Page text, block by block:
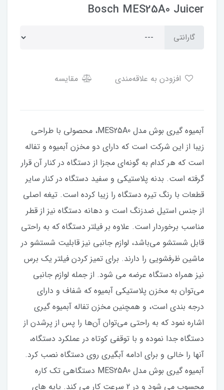
Bosch MES25A0 Juicer
گارانتی
مقایسه
آبمیوه گیری بوش مدل MES25A0، محصولی با طراحی
زیبا از این شرکت است که دارای دو مخزن آبمیوه و تفاله
است که هر کدام به گونه‌ای مجزا از دستگاه در کنار آن قرار
گرفته است. بدنه پلاستیکی و سفید دستگاه در کنار سایر
قطعات با رنگ تیره دستگاه را زیبا کرده است. تیغه اصلی
از جنس استیل ضدزنگ است و دهانه دستگاه نیز از قطر
مناسب برخوردار است. علاوه بر فیلتر دستگاه که به راحتی
قابل شستشو می‌باشد، لوازم جانبی نیز قابلیت شستشو در
ماشین ظرفشویی را دارند. برای تمیز کردن فیلتر یک برس
نیز همراه دستگاه عرضه می شود. از جمله لوازم جانبی
می‌توان به مخزن پلاستیکی آبمیوه که شفاف و دارای
درجه بندی است، و همچنین مخزن تفاله آبمیوه گیری
اشاره نمود که به راحتی می‌توان آن‌ها را پس از پرشدن از
دستگاه جدا نموده و با توقفی کوتاه در عملکرد دستگاه،
آنها را خالی و برای ادامه آبگیری روی دستگاه نصب کرد.
آبمیوه گیری بوش مدل MES25A0 دستگاهی تک کاره
محسوب می شود و در 2 سرعت کار می کند. پایه های